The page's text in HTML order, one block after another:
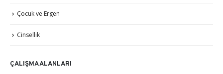
Çocuk ve Ergen
Cinsellik
ÇALIŞMA ALANLARI